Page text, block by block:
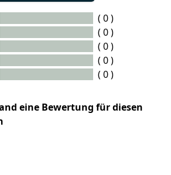
( 0 )
( 0 )
( 0 )
( 0 )
( 0 )
eine Bewertung für diesen